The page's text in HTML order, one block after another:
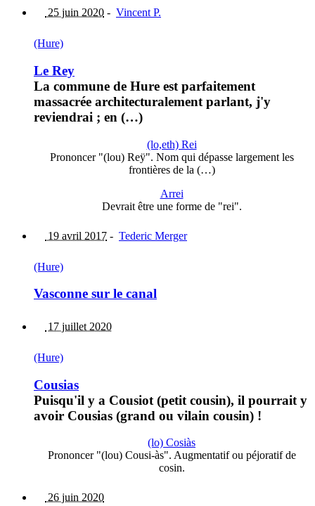
25 juin 2020 - Vincent P.
(Hure)
Le Rey
La commune de Hure est parfaitement
massacrée architecturalement parlant, j'y
reviendrai ; en (…)
(lo,eth) Rei
Prononcer "(lou) Reÿ". Nom qui dépasse largement les
frontières de la (…)
Arrei
Devrait être une forme de "rei".
19 avril 2017 - Tederic Merger
(Hure)
Vasconne sur le canal
17 juillet 2020
(Hure)
Cousias
Puisqu'il y a Cousiot (petit cousin), il pourrait y
avoir Cousias (grand ou vilain cousin) !
(lo) Cosiàs
Prononcer "(lou) Cousi-às". Augmentatif ou péjoratif de
cosin.
26 juin 2020